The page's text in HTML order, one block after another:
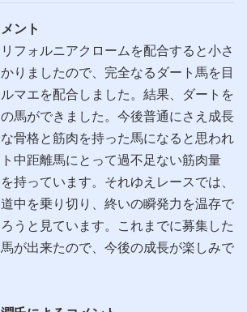
ント
フォルニアクロームを配合すると小さ
りましたので、完全なるダート馬を目
マエを配合しました。結果、ダートを
馬ができました。今後普通にさえ成長
骨格と筋肉を持った馬になると思われ
中距離馬にとって過不足ない筋肉量
持っています。それゆえレースでは、
中を乗り切り、終いの瞬発力を温存で
うと見ています。これまでに募集した
が出来たので、今後の成長が楽しみで